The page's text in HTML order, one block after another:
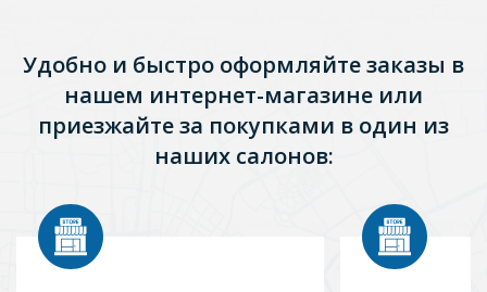
Удобно и быстро оформляйте заказы в
нашем интернет-магазине или
приезжайте за покупками в один из
наших салонов: